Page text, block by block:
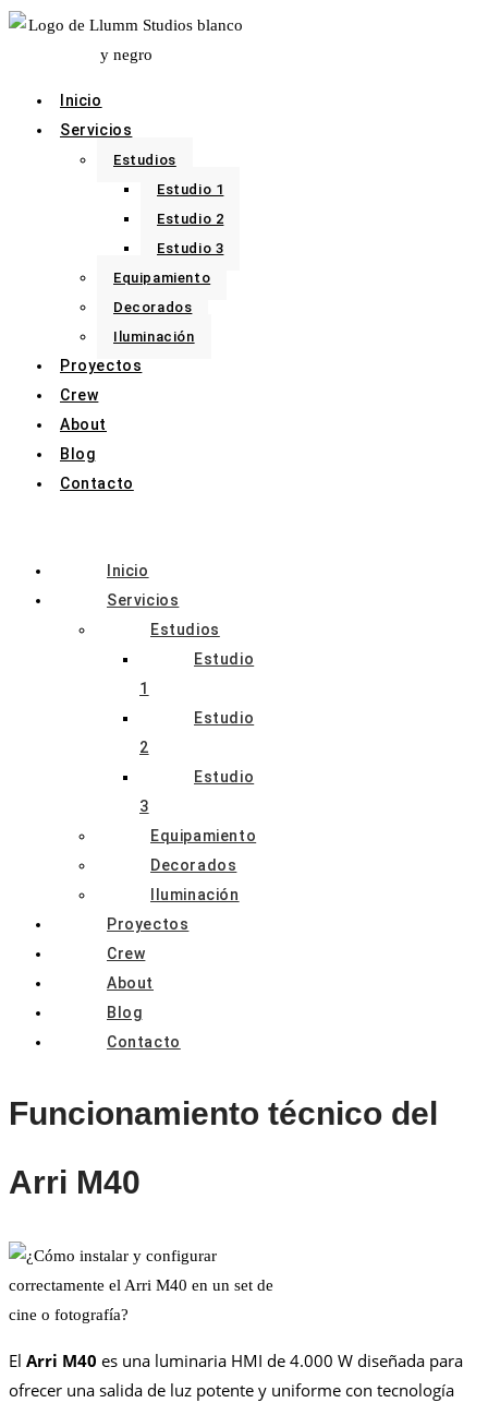
Inicio
Servicios
Estudios
Estudio 1
Estudio 2
Estudio 3
Equipamiento
Decorados
Iluminación
Proyectos
Crew
About
Blog
Contacto
Inicio
Servicios
Estudios
Estudio
1
Estudio
2
Estudio
3
Equipamiento
Decorados
Iluminación
Proyectos
Crew
About
Blog
Contacto
Funcionamiento técnico del
Arri M40
El Arri M40 es una luminaria HMI de 4.000 W diseñada para
ofrecer una salida de luz potente y uniforme con tecnología